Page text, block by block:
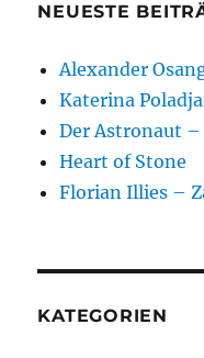
NEUESTE
Alexander
Katerina
Der Astronaut
Heart of Stone
Florian Illies –
KATEGORIEN